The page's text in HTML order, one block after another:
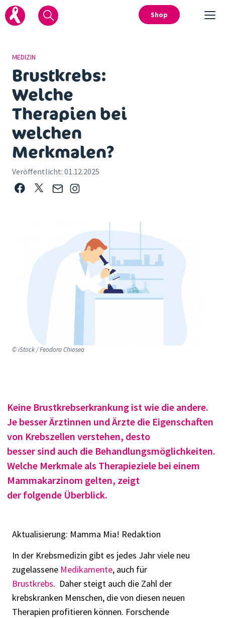
Shop
MEDIZIN
Brustkrebs:
Welche
Therapien bei
welchen
Merkmalen?
Veröffentlicht: 01.12.2025
© iStock / Feodora Chiosea
Keine Brustkrebserkrankung ist wie die andere.
Je besserÄrztinnen und Ärzte die Eigenschaften
von Krebszellen verstehen, desto
bessersind auch die Behandlungsmöglichkeiten.
Welche Merkmale als Therapieziele bei einem
Mammakarzinom gelten, zeigt
der folgende Überblick.
Aktualisierung: Mamma Mia! Redaktion
In der Krebsmedizin gibt es jedes Jahr viele neu
zugelassene Medikamente, auch für
Brustkrebs. Daher steigt auch die Zahl der
krebskranken Menschen, die von diesen neuen
Therapien profitieren können. Forschende